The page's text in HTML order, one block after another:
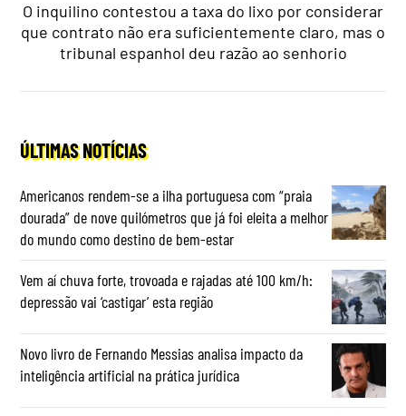
O inquilino contestou a taxa do lixo por considerar
que contrato não era suficientemente claro, mas o
tribunal espanhol deu razão ao senhorio
ÚLTIMAS NOTÍCIAS
Americanos rendem-se a ilha portuguesa com “praia
dourada” de nove quilómetros que já foi eleita a melhor
do mundo como destino de bem-estar
Vem aí chuva forte, trovoada e rajadas até 100 km/h:
depressão vai ‘castigar’ esta região
Novo livro de Fernando Messias analisa impacto da
inteligência artificial na prática jurídica